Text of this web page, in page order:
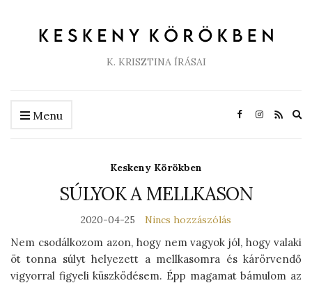
K. KRISZTINA ÍRÁSAI
Menu
Keskeny Körökben
SÚLYOK A MELLKASON
2020-04-25 Nincs hozzászólás
Nem csodálkozom azon, hogy nem vagyok jól, hogy valaki
öt tonna súlyt helyezett a mellkasomra és kárörvendő
vigyorral figyeli küszködésem. Épp magamat bámulom az